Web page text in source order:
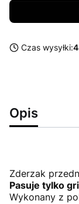
Czas wysyłki:
Opis
Zderzak
Pasuje tylko
Wykonany z